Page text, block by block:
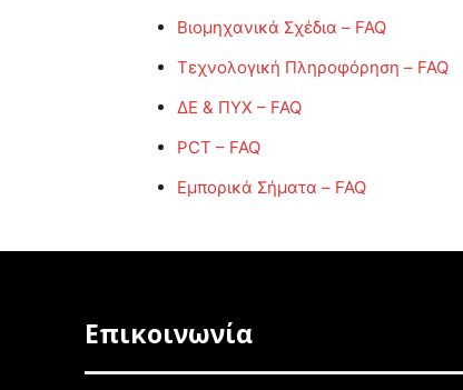
Βιομηχανικά Σχέδια – FAQ
Τεχνολογική Πληροφόρηση – FAQ
ΔΕ & ΠΥΧ – FAQ
PCT – FAQ
Εμπορικά Σήματα – FAQ
Επικοινωνία